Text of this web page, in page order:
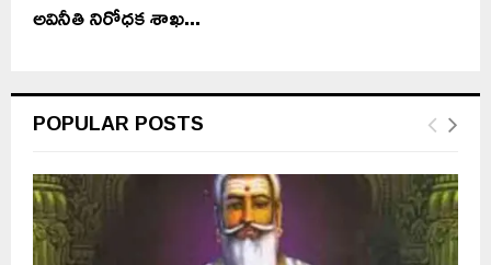
అవినీతి నిరోధక శాఖ...
POPULAR POSTS